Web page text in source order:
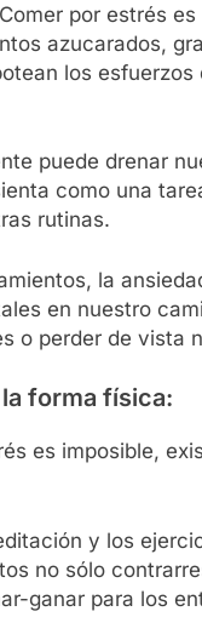
por estrés
azucarados,
los
puede drenar
como una
rutinas.
la
en nuestro
o perder de vista
forma física:
es imposible,
y los
no sólo
ganar para los